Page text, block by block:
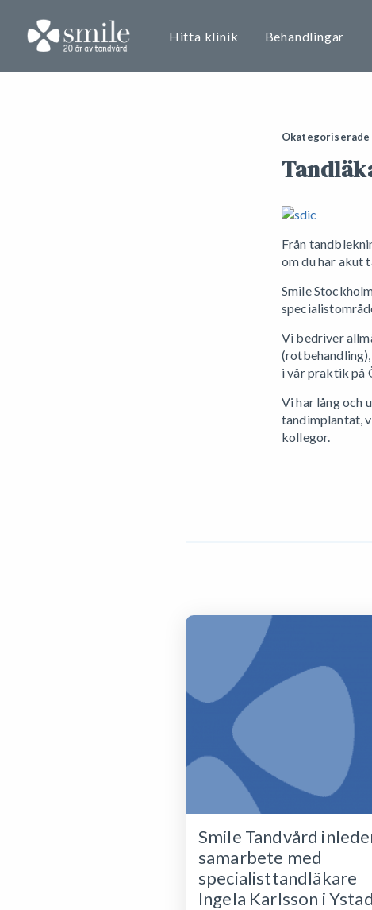
Okategoriserade
Från
om du har akut
Smile
Vi bedriver
i vår praktik på
Vi har lång och
tandimplantat,
kollegor.
Smile Tandvård
samarbete med
specialisttandläkare
Ingela Karlsson i Ystad
Hitta klinik Behandlingar